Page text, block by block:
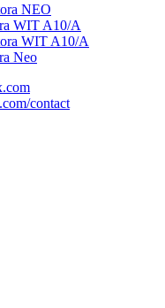
NEO
WIT A10/A
WIT A10/A
Neo
contact